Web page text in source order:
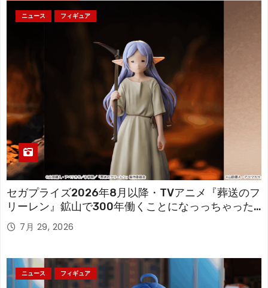
ニュース フィギュア
セガプライズ2026年8月以降・TVアニメ『葬送のフ
リーレン』鉱山で300年働くことになっっちゃった
「フリーレン」を立体化！
7月 29, 2026
ニュース フィギュア